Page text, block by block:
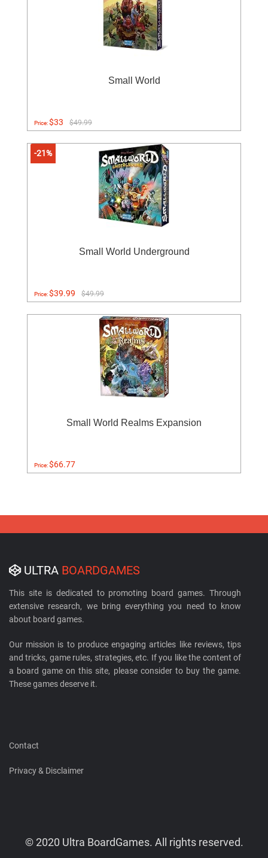
Small World
Price:$33 $49.99
-21%
Small World Underground
Price:$39.99 $49.99
Small World Realms Expansion
Price:$66.77
ULTRA BOARDGAMES
This site is dedicated to promoting board games. Through
extensive research, we bring everything you need to know
about board games.
Our mission is to produce engaging articles like reviews, tips
and tricks, game rules, strategies, etc. If you like the content of
a board game on this site, please consider to buy the game.
These games deserve it.
Contact
Privacy & Disclaimer
© 2020 Ultra BoardGames. All rights reserved.